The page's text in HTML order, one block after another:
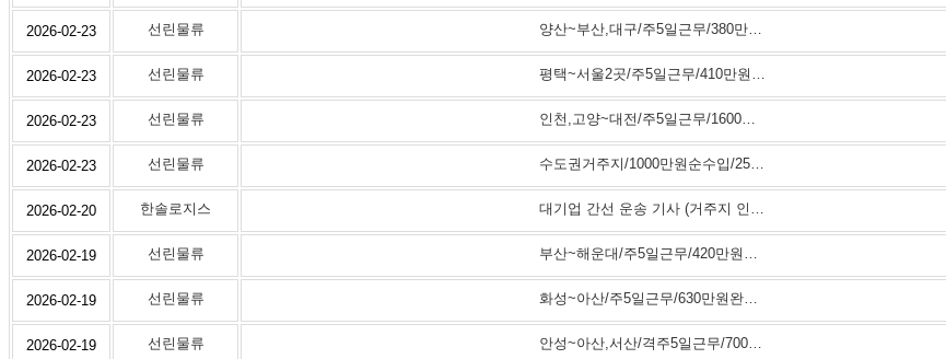
2026-02-23 선린물류
2026-02-23 선린물류
2026-02-23 선린물류
2026-02-23 선린물류
2026-02-20 한솔로지스
2026-02-19 선린물류
2026-02-19 선린물류
2026-02-19 선린물류